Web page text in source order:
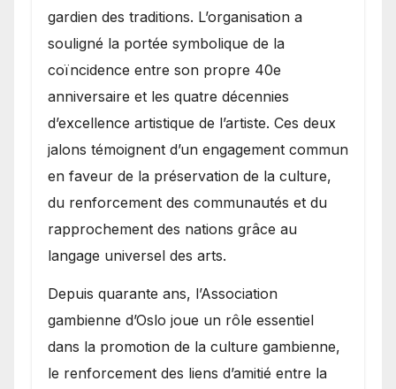
gardien des traditions. L’organisation a
souligné la portée symbolique de la
coïncidence entre son propre 40e
anniversaire et les quatre décennies
d’excellence artistique de l’artiste. Ces deux
jalons témoignent d’un engagement commun
en faveur de la préservation de la culture,
du renforcement des communautés et du
rapprochement des nations grâce au
langage universel des arts.
​Depuis quarante ans, l’Association
gambienne d’Oslo joue un rôle essentiel
dans la promotion de la culture gambienne,
le renforcement des liens d’amitié entre la